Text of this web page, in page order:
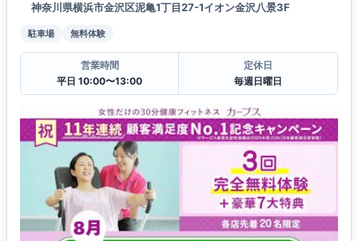
神奈川県横浜市金沢区泥亀1丁目27-1イオン金沢八景3F
駐車場 無料体験
営業時間
平日 10:00〜13:00
定休日
毎週日曜日